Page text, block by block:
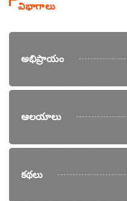
విభాగాలు
అభిప్రాయం
ఆలయాలు
కథలు